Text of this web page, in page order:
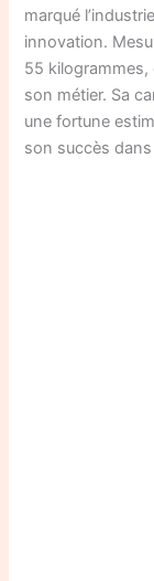
marqué
innovation.
55 kilogrammes,
son métier. Sa
une fortune
son succès dans